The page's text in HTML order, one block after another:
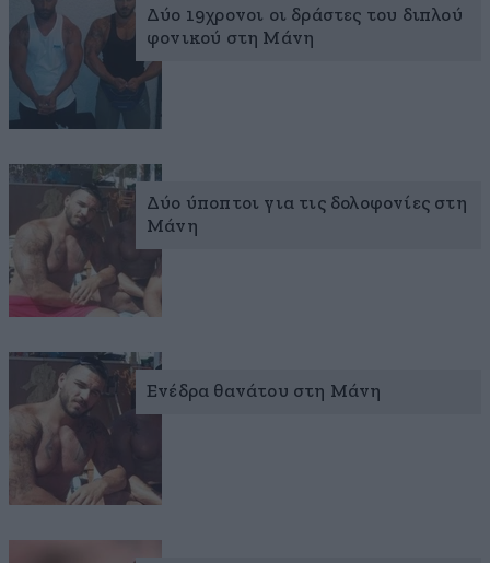
Δύο 19χρονοι οι δράστες του διπλού
φονικού στη Μάνη
Δύο ύποπτοι για τις δολοφονίες στη
Μάνη
Ενέδρα θανάτου στη Μάνη